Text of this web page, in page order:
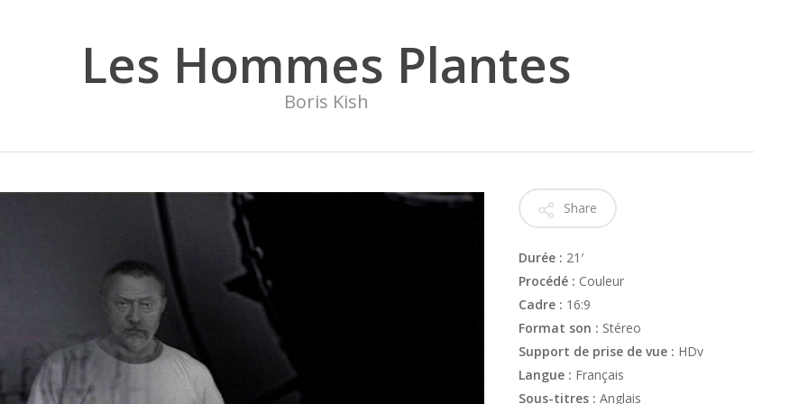
Les Hommes Plantes
Boris Kish
Share
Durée : 21′
Procédé : Couleur
Cadre : 16:9
Format son : Stéreo
Support de prise de vue : HDv
Langue : Français
Sous-titres : Anglais